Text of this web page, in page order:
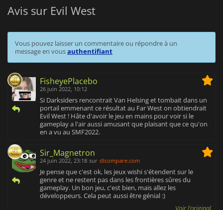
Avis sur Evil West
Vous pouvez laisser un commentaire ou répondre à un
message en vousauthentifiant
FisheyePlacebo
26 juin 2022, 10:12
Si Darksiders rencontrait Van Helsing et tombait dans un
portail emmenant ce résultat au Far West on obtiendrait
Evil West ! Hâte d'avoir le jeu en mains pour voir si le
gameplay a l'air aussi amusant que plaisant que ce qu'on
en a vu au SMF2022.
Sir_Magnetron
24 juin 2022, 23:18 sur dlcompare.com
Je pense que c'est ok, les jeux wishi s'étendent sur le
genre et ne restent pas dans les frontières sûres du
gameplay. Un bon jeu, c'est bien, mais allez les
développeurs. Cela peut aussi être génial :)
Voir l'original